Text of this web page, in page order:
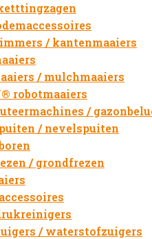
/ kantenmaaiers
/ mulchmaaiers
robotmaaiers
/
/ nevelspuiten
/ grondfrezen
/ waterstofzuigers